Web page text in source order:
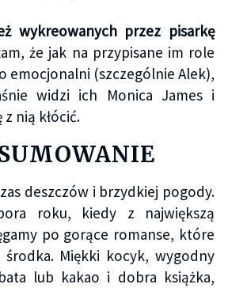
wykreowanych przez pisarkę
że jak na przypisane im role
emocjonalni (szczególnie Alek),
widzi ich Monica James i
nią kłócić.
deszczów i brzydkiej pogody.
roku, kiedy z największą
po gorące romanse, które
Miękki kocyk, wygodny
lub kakao i dobra książka,